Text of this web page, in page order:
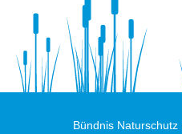
Bündnis